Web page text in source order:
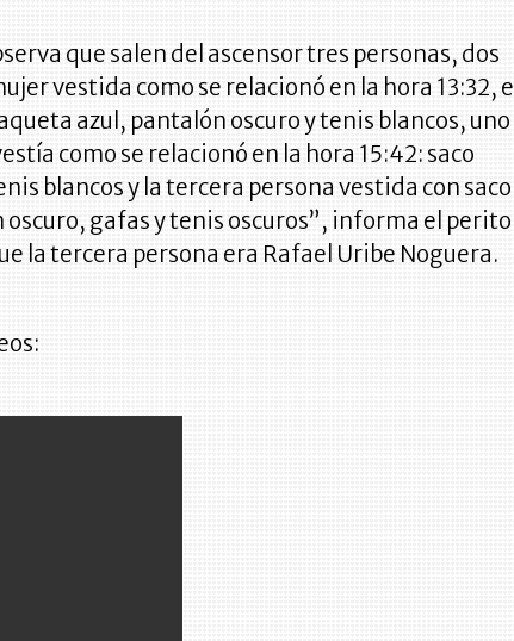
que salen del ascensor tres personas, dos
vestida como se relacionó en la hora 13:32,
azul, pantalón oscuro y tenis blancos, uno
como se relacionó en la hora 15:42: saco
blancos y la tercera persona vestida con saco
oscuro, gafas y tenis oscuros”, informa el perito
la tercera persona era Rafael Uribe Noguera.